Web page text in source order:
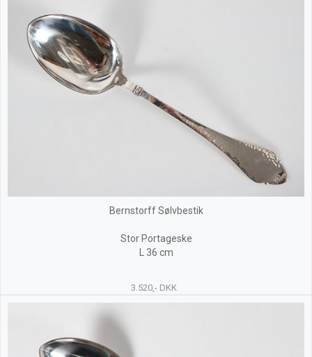
Bernstorff Sølvbestik
Stor Portageske
L 36 cm
3.520,- DKK